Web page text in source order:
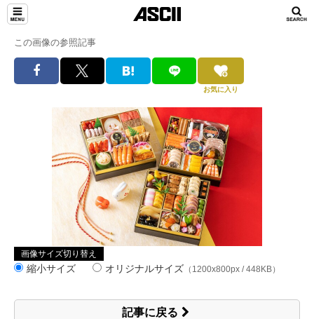
この画像の参照記事
お気に入り
画像サイズ切り替え
縮小サイズ オリジナルサイズ （1200x800px / 448KB）
記事に戻る